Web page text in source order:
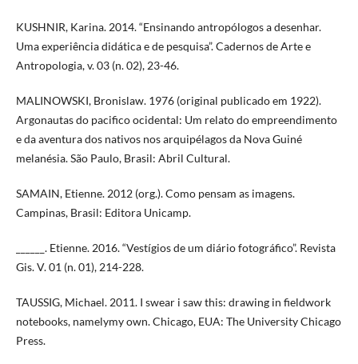
KUSHNIR, Karina. 2014. “Ensinando antropólogos a desenhar.
Uma experiência didática e de pesquisa”. Cadernos de Arte e
Antropologia, v. 03 (n. 02), 23-46.
MALINOWSKI, Bronislaw. 1976 (original publicado em 1922).
Argonautas do pacifico ocidental: Um relato do empreendimento
e da aventura dos nativos nos arquipélagos da Nova Guiné
melanésia. São Paulo, Brasil: Abril Cultural.
SAMAIN, Etienne. 2012 (org.). Como pensam as imagens.
Campinas, Brasil: Editora Unicamp.
______. Etienne. 2016. “Vestígios de um diário fotográfico”. Revista
Gis. V. 01 (n. 01), 214-228.
TAUSSIG, Michael. 2011. I swear i saw this: drawing in fieldwork
notebooks, namelymy own. Chicago, EUA: The University Chicago
Press.